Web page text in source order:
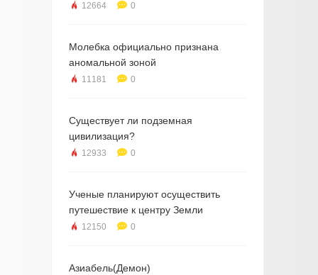
12664 0
Молебка официально признана
аномальной зоной
11181 0
Существует ли подземная
цивилизация?
12933 0
Ученые планируют осуществить
путешествие к центру Земли
12150 0
Азиабель(Демон)